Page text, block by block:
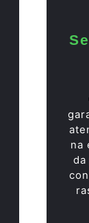
na